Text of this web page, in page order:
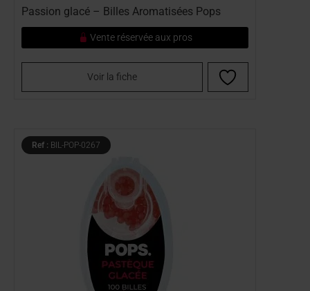
Passion glacé – Billes Aromatisées Pops
Vente réservée aux pros
Voir la fiche
Ref : BIL-POP-0267